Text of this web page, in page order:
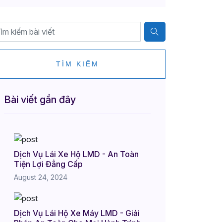
TÌM KIẾM
Bài viết gần đây
Dịch Vụ Lái Xe Hộ LMD - An Toàn
Tiện Lợi Đẳng Cấp
August 24, 2024
Dịch Vụ Lái Hộ Xe Máy LMD - Giải